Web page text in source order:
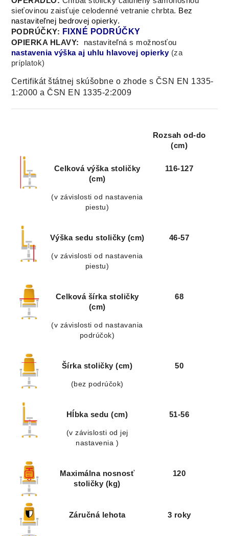
sieťovinou zaisťuje celodenné vetranie chrbta. Bez
nastaviteľnej bedrovej opierky.
PODRÚČKY: FIXNÉ PODRÚČKY
OPIERKA HLAVY:
nastaviteľná s možnosťou
nastavenia výška aj uhlu hlavovej opierky (za
príplatok)
Certifikát štátnej skúšobne o zhode s ČSN EN 1335-
1:2000 a ČSN EN 1335-2:2009
Rozsah od-do
(cm)
Celková výška stoličky
(cm)
(v závislosti od nastavenia
piestu)
116-127
Výška sedu stoličky (cm)
(v závislosti od nastavenia
piestu)
46-57
Celková šírka stoličky
(cm)
(v závislosti od nastavania
podrúčok)
68
Šírka stoličky (cm)
(bez podrúčok)
50
Hĺbka sedu (cm)
(v závislosti od jej
nastavenia )
51-56
Maximálna nosnosť
stoličky (kg)
120
Záručná lehota 3 roky